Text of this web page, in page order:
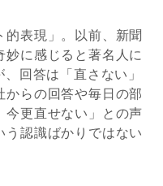
表現」。以前、新聞
に感じると著名人に
回答は「直さない」
らの回答や毎日の部
今更直せない」との声
う認識ばかりではない